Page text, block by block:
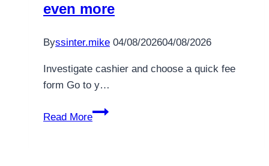
jogo
Melhores
Cassinos
uma
que
even more
Byssinter.mike 04/08/202604/08/2026
Investigate cashier and choose a quick fee
form Go to y…
Read More
Yes,